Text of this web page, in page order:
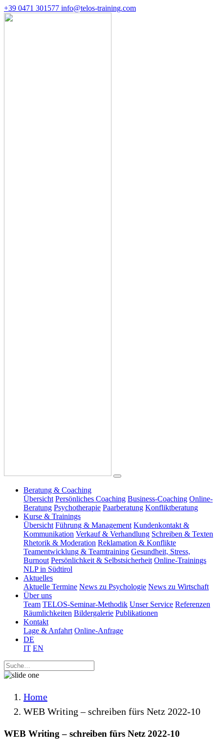
+39 0471 301577 info@telos-training.com
Beratung & Coaching
Übersicht Persönliches Coaching Business-Coaching Online-
Beratung Psychotherapie Paarberatung Konfliktberatung
Kurse & Trainings
Übersicht Führung & Management Kundenkontakt &
Kommunikation Verkauf & Verhandlung Schreiben & Texten
Rhetorik & Moderation Reklamation & Konflikte
Teamentwicklung & Teamtraining Gesundheit, Stress,
Burnout Persönlichkeit & Selbstsicherheit Online-Trainings
NLP in Südtirol
Aktuelles
Aktuelle Termine News zu Psychologie News zu Wirtschaft
Über uns
Team TELOS-Seminar-Methodik Unser Service Referenzen
Räumlichkeiten Bildergalerie Publikationen
Kontakt
Lage & Anfahrt Online-Anfrage
DE
IT EN
Home
WEB Writing – schreiben fürs Netz 2022-10
WEB Writing – schreiben fürs Netz 2022-10